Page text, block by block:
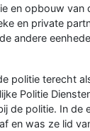
en opbouw van
en private
andere
politie terecht
Politie
de politie. In de
en was ze lid